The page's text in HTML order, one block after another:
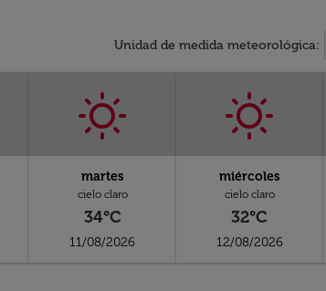
Unidad de medida meteorológica:
martes
cielo claro
34°C
11/08/2026
miércoles
cielo claro
32°C
12/08/2026